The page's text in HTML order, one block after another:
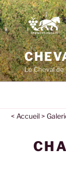
Le Cheval
< Accueil>